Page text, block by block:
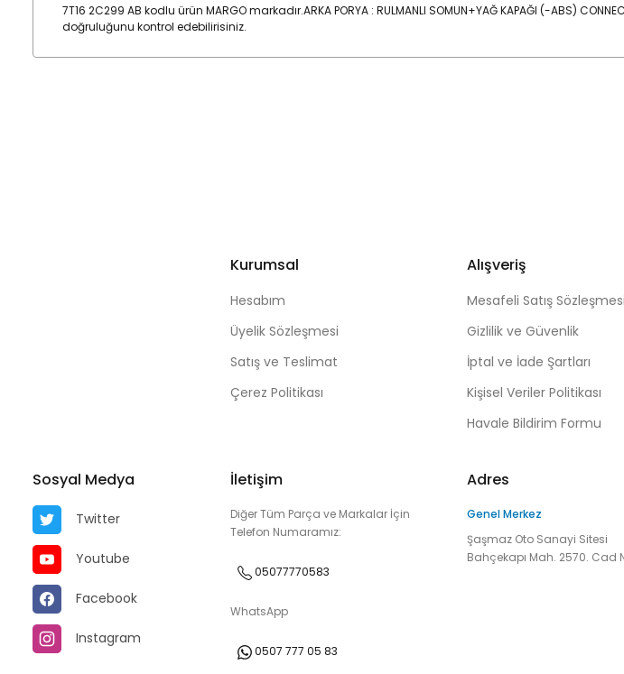
7T16 2C299 AB kodlu ürün MARGO markadır.ARKA PORYA : RULMANLI SOMUN+YAĞ KAPAĞI (-ABS)
doğruluğunu kontrol edebilirisiniz.
Kurumsal
Hesabım
Üyelik Sözleşmesi
Satış ve Teslimat
Çerez Politikası
Alışveriş
Mesafeli Satış Sözleşmesi
Gizlilik ve Güvenlik
İptal ve İade Şartları
Kişisel Veriler Politikası
Havale Bildirim Formu
Sosyal Medya
Twitter
Youtube
Facebook
Instagram
İletişim
Diğer Tüm Parça ve Markalar İçin
Telefon Numaramız:
05077770583
WhatsApp
0507 777 05 83
Adres
Genel Merkez
Şaşmaz Oto Sanayi Sitesi
Bahçekapı Mah. 2570. Cad